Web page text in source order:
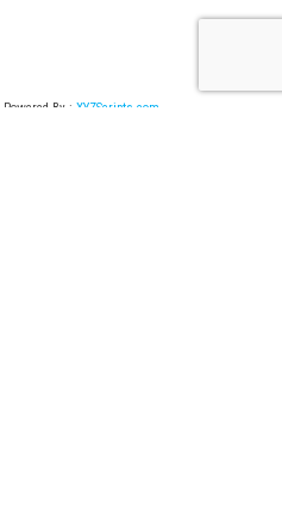
Powered By : XYZScripts.com